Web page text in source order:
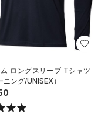
ロングスリーブ Tシャツ
ニング/UNISEX）